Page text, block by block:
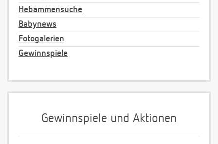
Hebammensuche
Babynews
Fotogalerien
Gewinnspiele
Gewinnspiele und Aktionen